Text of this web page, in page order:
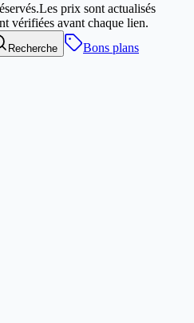
Les prix sont actualisés
vérifiées avant chaque lien.
Recherche Bons plans